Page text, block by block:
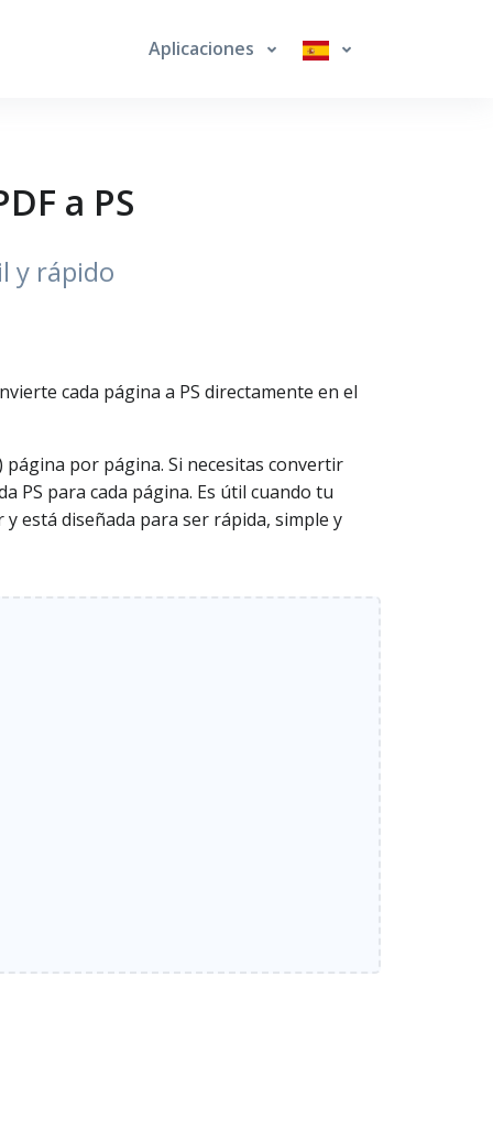
Aplicaciones
a PS
y rápido
cada página a PS directamente en el
página por página. Si necesitas convertir
PS para cada página. Es útil cuando tu
está diseñada para ser rápida, simple y